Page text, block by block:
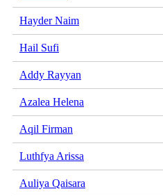
Hayder Naim
Hail Sufi
Addy Rayyan
Azalea Helena
Aqil Firman
Luthfya Arissa
Auliya Qaisara